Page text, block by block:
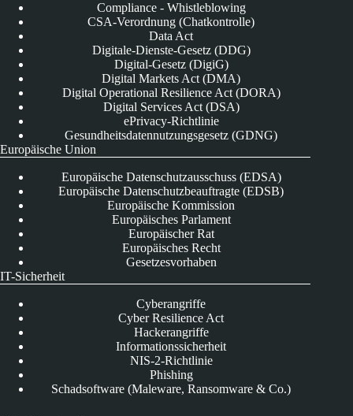
Compliance - Whistleblowing
CSA-Verordnung (Chatkontrolle)
Data Act
Digitale-Dienste-Gesetz (DDG)
Digital-Gesetz (DigiG)
Digital Markets Act (DMA)
Digital Operational Resilience Act (DORA)
Digital Services Act (DSA)
ePrivacy-Richtlinie
Gesundheitsdatennutzungsgesetz (GDNG)
Europäische Union
Europäische Datenschutzausschuss (EDSA)
Europäische Datenschutzbeauftragte (EDSB)
Europäische Kommission
Europäisches Parlament
Europäischer Rat
Europäisches Recht
Gesetzesvorhaben
IT-Sicherheit
Cyberangriffe
Cyber Resilience Act
Hackerangriffe
Informationssicherheit
NIS-2-Richtlinie
Phishing
Schadsoftware (Maleware, Ransomware & Co.)